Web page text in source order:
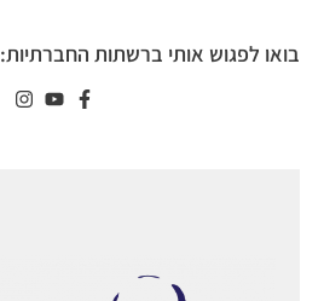
בואו לפגוש אותי ברשתות החברתיות: